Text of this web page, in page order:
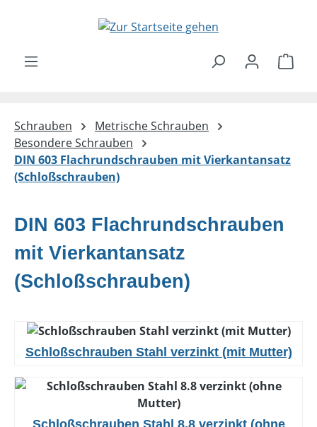
Zum Hauptinhalt springen
Schrauben
Metrische Schrauben
Besondere Schrauben
DIN 603 Flachrundschrauben mit Vierkantansatz
(Schloßschrauben)
DIN 603 Flachrundschrauben
mit Vierkantansatz
(Schloßschrauben)
Schloßschrauben Stahl verzinkt (mit Mutter)